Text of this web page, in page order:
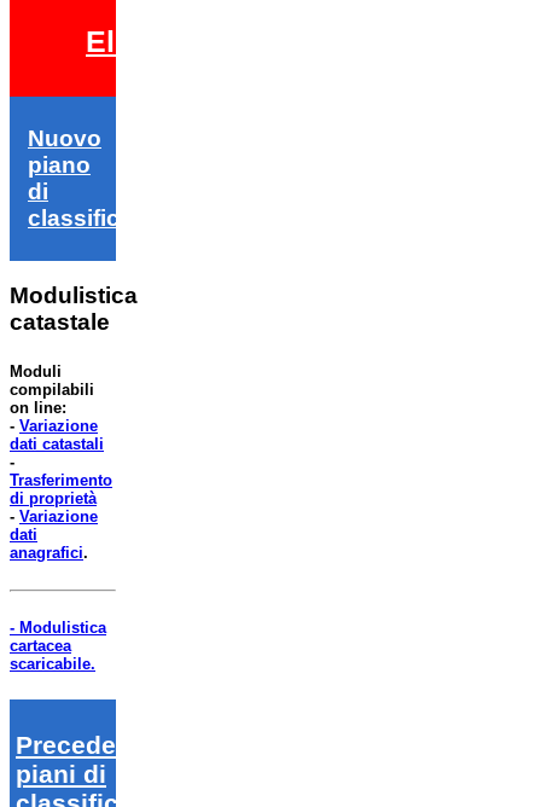
Elezioni 2026
Nuovo
piano
di
classifica
Modulistica
catastale
Moduli
compilabili
on line:
- Variazione
dati catastali
-
Trasferimento
di proprietà
- Variazione
dati
anagrafici.
- Modulistica
cartacea
scaricabile.
Precedenti
piani di